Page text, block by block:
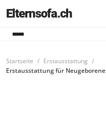
Elternsofa.ch
Startseite
Erstausstattung
Erstausstattung für